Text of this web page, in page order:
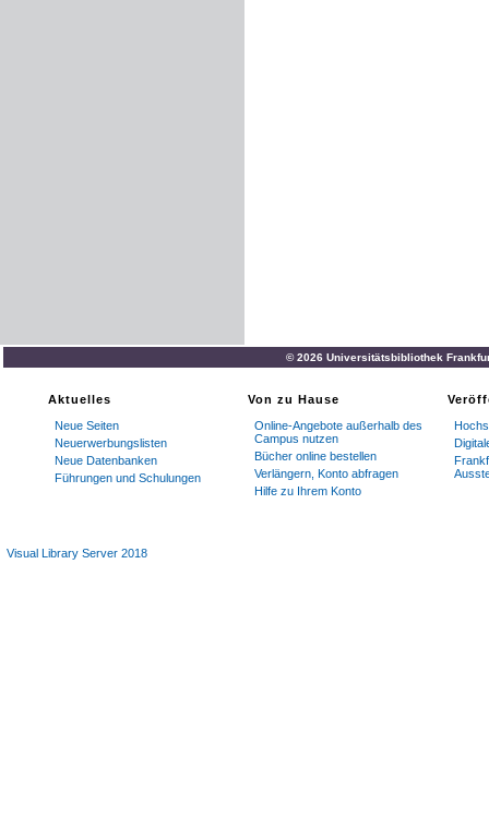
© 2026 Universitätsbibliothek
Aktuelles
Neue Seiten
Neuerwerbungslisten
Neue Datenbanken
Führungen und Schulungen
Von zu Hause
Online-Angebote außerhalb des
Campus nutzen
Bücher online bestellen
Verlängern, Konto abfragen
Hilfe zu Ihrem Konto
Visual Library Server 2018